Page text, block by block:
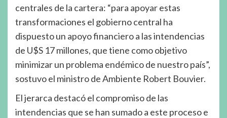
centrales de la cartera: “para apoyar estas
transformaciones el gobierno central ha
dispuesto un apoyo financiero a las intendencias
de U$S 17 millones, que tiene como objetivo
minimizar un problema endémico de nuestro país”,
sostuvo el ministro de Ambiente Robert Bouvier.
El jerarca destacó el compromiso de las
intendencias que se han sumado a este proceso e